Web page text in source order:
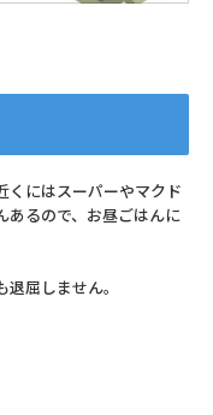
くにはスーパーやマクド
あるので、お昼ごはんに
屈しません。